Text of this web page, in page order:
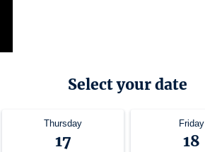
Select your date
Thursday
17
Friday
18